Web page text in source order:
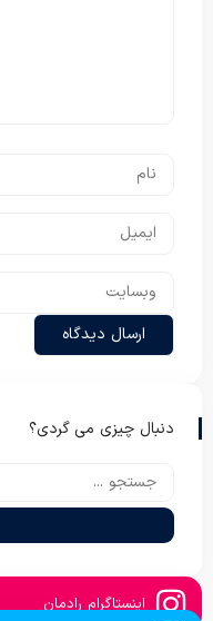
دنبال چیزی می گردی؟
اینستاگرام رادمان